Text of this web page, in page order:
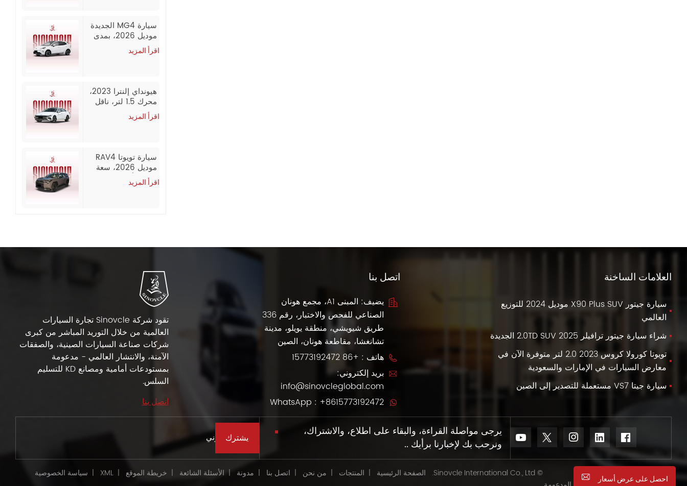
سيارة MG4 الجديدة
موديل 2026، بمدى
(CLTC)، إصدار
بالكامل وبسعر
معقول، تصدير
بالجملة من الصين
اقرأ المزيد
هيونداي إلنترا 2023،
محرك 1.5 لتر، ناقل
Elite، بنزين، سيارةاقرأ المزيد
سيارة تويوتا RAV4
موديل 2026، سعة
رباعي، إصدار فاخر،
اقرأ المزيد
تقود شركة Sinovcle تجارة السيارات
العالمية من خلال التوريد المباشر من كبرى
شركات صناعة السيارات الصينية، والصفقات
الآمنة، والانتشار العالمي - مدعومة
بمستودعات أمامية ومصانع KD للتسليم
السلس.
اتصل بنا
اتصل بنا
يضيف: المبنى A1، مجمع هونان
الصناعي للفحص والاختبار، رقم 336
طريق شيويشي، منطقة يويلو، مدينة
تشانغشا، مقاطعة هونان، الصين
هاتف : +86 15773192472
بريد إلكتروني:
info@sinovcleglobal.com
WhatsApp : +8615773192472
العلامات الساخنة
سيارة جيتور X90 Plus SUV موديل 2024 للتوزيع
العالمي
شراء سيارة جيتور ترافيلر 2025 2.0TD SUV الجديدة
تويوتا كورولا كروس 2023 2.0 لتر متوفرة الآن في
معارض السيارات في الإمارات والسعودية
سيارة جيتا VS7 مستعملة للتصدير إلى الصين
يرجى مواصلة القراءة، والبقاء على اطلاع، والاشتراك،
ونرحب بك لإخبارنا برأيك ..
© Sinovcle International Co., Ltd. الصفحة الرئيسية | المنتجات | من نحن | اتصل بنا | مدونة | الأسئلة الشائعة | خريطة الموقع |
XML
| سياسة الخصوصية
احصل على عرض أسعار